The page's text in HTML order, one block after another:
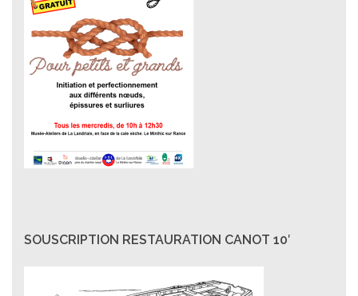
SOUSCRIPTION RESTAURATION CANOT 10′